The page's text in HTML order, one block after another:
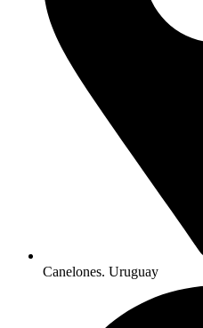
Canelones. Uruguay